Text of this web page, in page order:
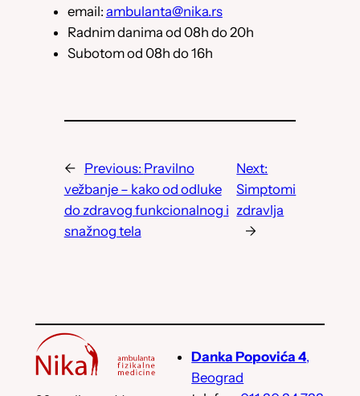
email: ambulanta@nika.rs
Radnim danima od 08h do 20h
Subotom od 08h do 16h
← Previous: Pravilno
vežbanje – kako od odluke
do zdravog funkcionalnog i
snažnog tela
Next:
Simptomi
zdravlja
→
Danka Popovića 4,
Beograd